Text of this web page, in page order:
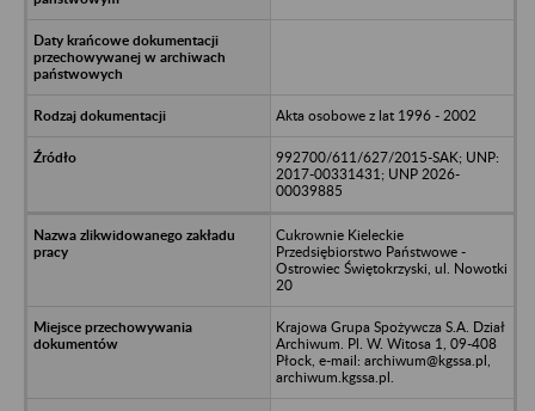
Akta osobowe z lat 1996 - 2002
992700/611/627/2015-SAK; UNP:
2017-00331431; UNP 2026-
00039885
Cukrownie Kieleckie
Przedsiębiorstwo Państwowe -
Ostrowiec Świętokrzyski, ul. Nowotki
20
Krajowa Grupa Spożywcza S.A. Dział
Archiwum. Pl. W. Witosa 1, 09-408
Płock, e-mail: archiwum@kgssa.pl,
archiwum.kgssa.pl.